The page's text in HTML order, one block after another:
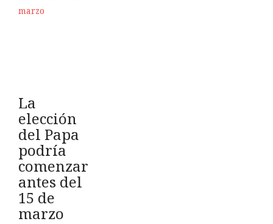
La
elección
del Papa
podría
comenzar
antes del
15 de
marzo